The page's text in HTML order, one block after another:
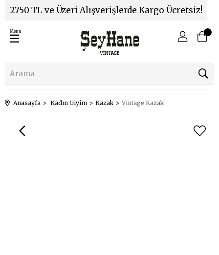
2750 TL ve Üzeri Alışverişlerde Kargo Ücretsiz!
Menu
Anasayfa Kadın Giyim Kazak Vintage Kazak